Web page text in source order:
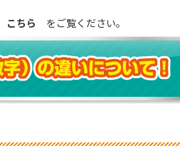
こちら をご覧ください。